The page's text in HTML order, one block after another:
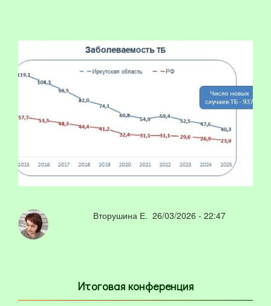
Вторушина Е. 26/03/2026 - 22:47
Итоговая конференция